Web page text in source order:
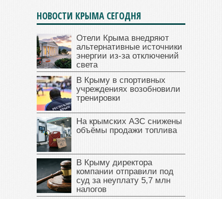
НОВОСТИ КРЫМА СЕГОДНЯ
Отели Крыма внедряют
альтернативные источники
энергии из-за отключений
света
В Крыму в спортивных
учреждениях возобновили
тренировки
На крымских АЗС снижены
объёмы продажи топлива
В Крыму директора
компании отправили под
суд за неуплату 5,7 млн
налогов